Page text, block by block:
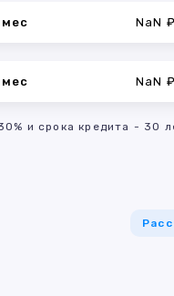
NaN ₽
NaN ₽
и срока кредита - 30